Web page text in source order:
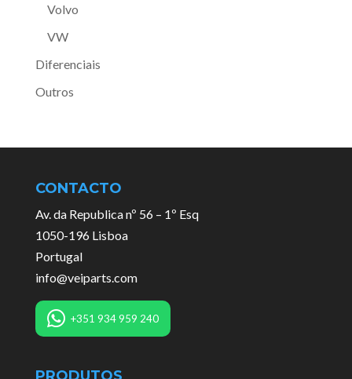
Volvo
VW
Diferenciais
Outros
CONTACTO
Av. da Republica nº 56 – 1º Esq
1050-196 Lisboa
Portugal
info@veiparts.com
+351 934 959 240